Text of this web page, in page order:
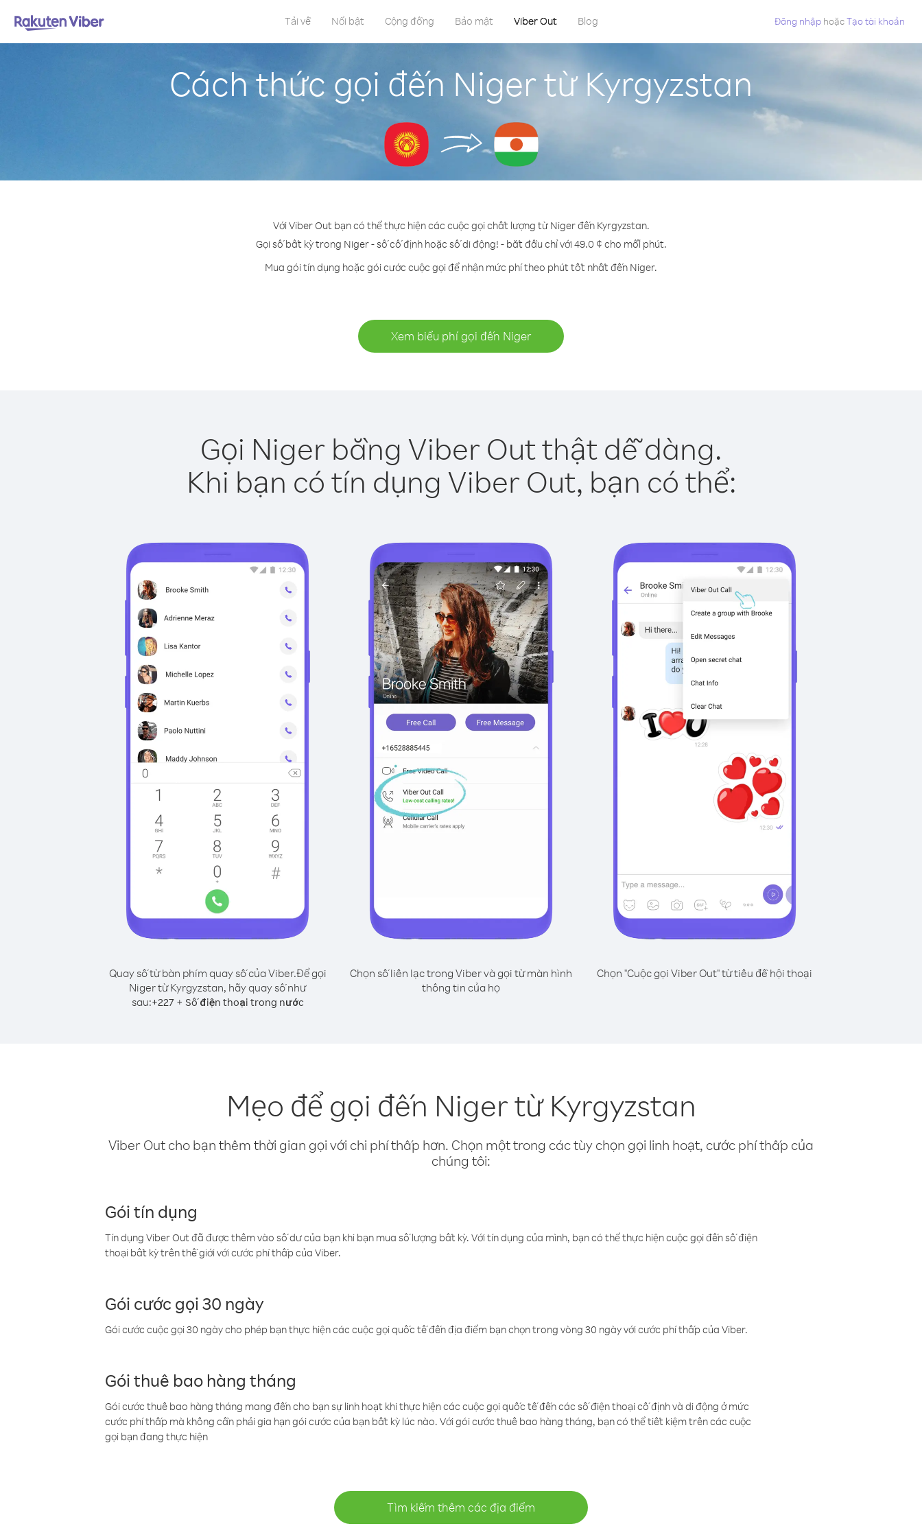
Tải về Nổi bật Cộng đồng Bảo mật Viber Out Blog Đăng nhập hoặcTạo tài khoản
Cách thức gọi đến Niger từ Kyrgyzstan
Với Viber Out bạn có thể thực hiện các cuộc gọi chất lượng từ Niger đến Kyrgyzstan.
Gọi số bất kỳ trong Niger - số cố định hoặc số di động! - bắt đầu chỉ với 49.0 ¢ cho mỗi phút.
Mua gói tín dụng hoặc gói cước cuộc gọi để nhận mức phí theo phút tốt nhất đến Niger.
Xem biểu phí gọi đến Niger
Gọi Niger bằng Viber Out thật dễ dàng.
Khi bạn có tín dụng Viber Out, bạn có thể:
Quay số từ bàn phím quay số của Viber.Để gọi
Niger từ Kyrgyzstan, hãy quay số như
sau:+227+ Số điện thoại trong nước
Chọn số liên lạc trong Viber và gọi từ màn hình
thông tin của họ
Chọn "Cuộc gọi Viber Out" từ tiêu đề hội thoại
Mẹo để gọi đến Niger từ Kyrgyzstan
Viber Out cho bạn thêm thời gian gọi với chi phí thấp hơn. Chọn một trong các tùy chọn gọi linh hoạt, cước phí thấp của
chúng tôi:
Gói tín dụng
Tín dụng Viber Out đã được thêm vào số dư của bạn khi bạn mua số lượng bất kỳ. Với tín dụng của mình, bạn có thể thực hiện cuộc gọi đến số điện
thoại bất kỳ trên thế giới với cước phí thấp của Viber.
Gói cước gọi 30 ngày
Gói cước cuộc gọi 30 ngày cho phép bạn thực hiện các cuộc gọi quốc tế đến địa điểm bạn chọn trong vòng 30 ngày với cước phí thấp của Viber.
Gói thuê bao hàng tháng
Gói cước thuê bao hàng tháng mang đến cho bạn sự linh hoạt khi thực hiện các cuộc gọi quốc tế đến các số điện thoại cố định và di động ở mức
cước phí thấp mà không cần phải gia hạn gói cước của bạn bất kỳ lúc nào. Với gói cước thuê bao hàng tháng, bạn có thể tiết kiệm trên các cuộc
gọi bạn đang thực hiện
Tìm kiếm thêm các địa điểm